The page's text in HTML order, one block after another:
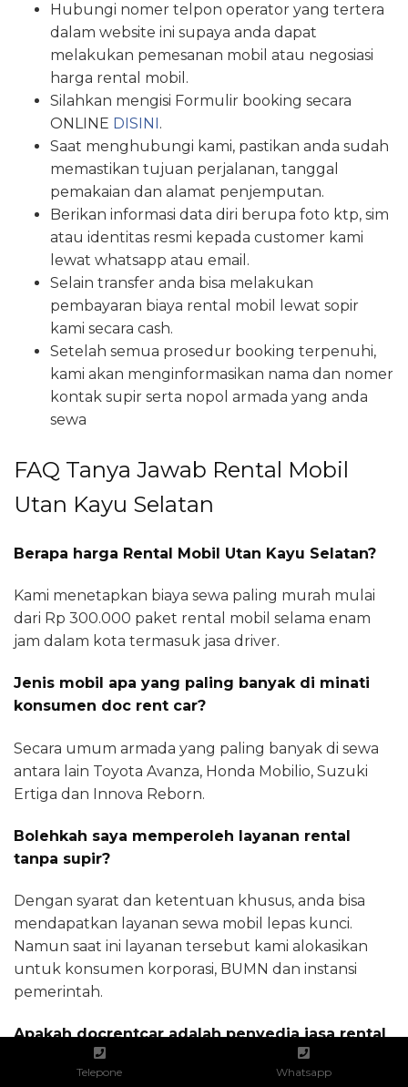
Hubungi nomer telpon operator yang tertera
dalam website ini supaya anda dapat
melakukan pemesanan mobil atau negosiasi
harga rental mobil.
Silahkan mengisi Formulir booking secara
ONLINE DISINI .
Saat menghubungi kami, pastikan anda sudah
memastikan tujuan perjalanan, tanggal
pemakaian dan alamat penjemputan.
Berikan informasi data diri berupa foto ktp, sim
atau identitas resmi kepada customer kami
lewat whatsapp atau email.
Selain transfer anda bisa melakukan
pembayaran biaya rental mobil lewat sopir
kami secara cash.
Setelah semua prosedur booking terpenuhi,
kami akan menginformasikan nama dan nomer
kontak supir serta nopol armada yang anda
sewa
FAQ Tanya Jawab Rental Mobil
Utan Kayu Selatan
Berapa harga Rental Mobil Utan Kayu Selatan?
Kami menetapkan biaya sewa paling murah mulai
dari Rp 300.000 paket rental mobil selama enam
jam dalam kota termasuk jasa driver.
Jenis mobil apa yang paling banyak di minati
konsumen doc rent car?
Secara umum armada yang paling banyak di sewa
antara lain Toyota Avanza, Honda Mobilio, Suzuki
Ertiga dan Innova Reborn.
Bolehkah saya memperoleh layanan rental
tanpa supir?
Dengan syarat dan ketentuan khusus, anda bisa
mendapatkan layanan sewa mobil lepas kunci.
Namun saat ini layanan tersebut kami alokasikan
untuk konsumen korporasi, BUMN dan instansi
pemerintah.
Apakah docrentcar adalah penyedia jasa rental
mobil populer di Utan Kayu Selatan?
Telepone Whatsapp